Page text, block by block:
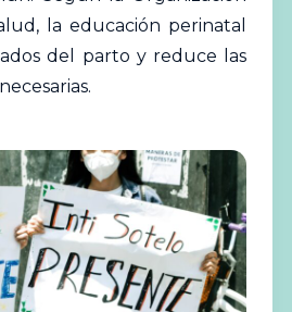
, la educación perinatal
del parto y reduce las